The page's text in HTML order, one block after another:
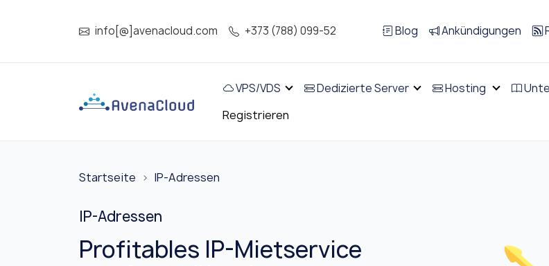
info[@]avenacloud.com +373 (788) 099-52 Blog Ankündigungen
VPS/VDS Dedizierte Server Hosting
Registrieren
Startseite IP-Adressen
IP-Adressen
Profitables IP-Mietservice